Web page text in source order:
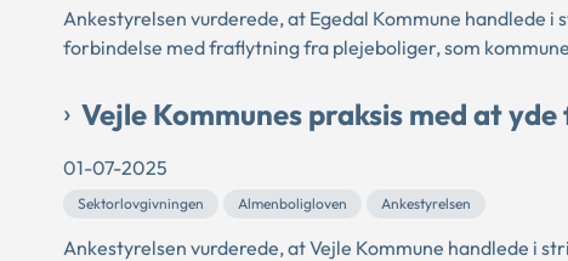
Ankestyrelsen vurderede, at Egedal Kommune
forbindelse med fraflytning fra plejeboliger, som
Vejle Kommunes praksis med at
01-07-2025
Sektorlovgivningen Almenboligloven Ankestyrelsen
Ankestyrelsen vurderede, at Vejle Kommune handlede i